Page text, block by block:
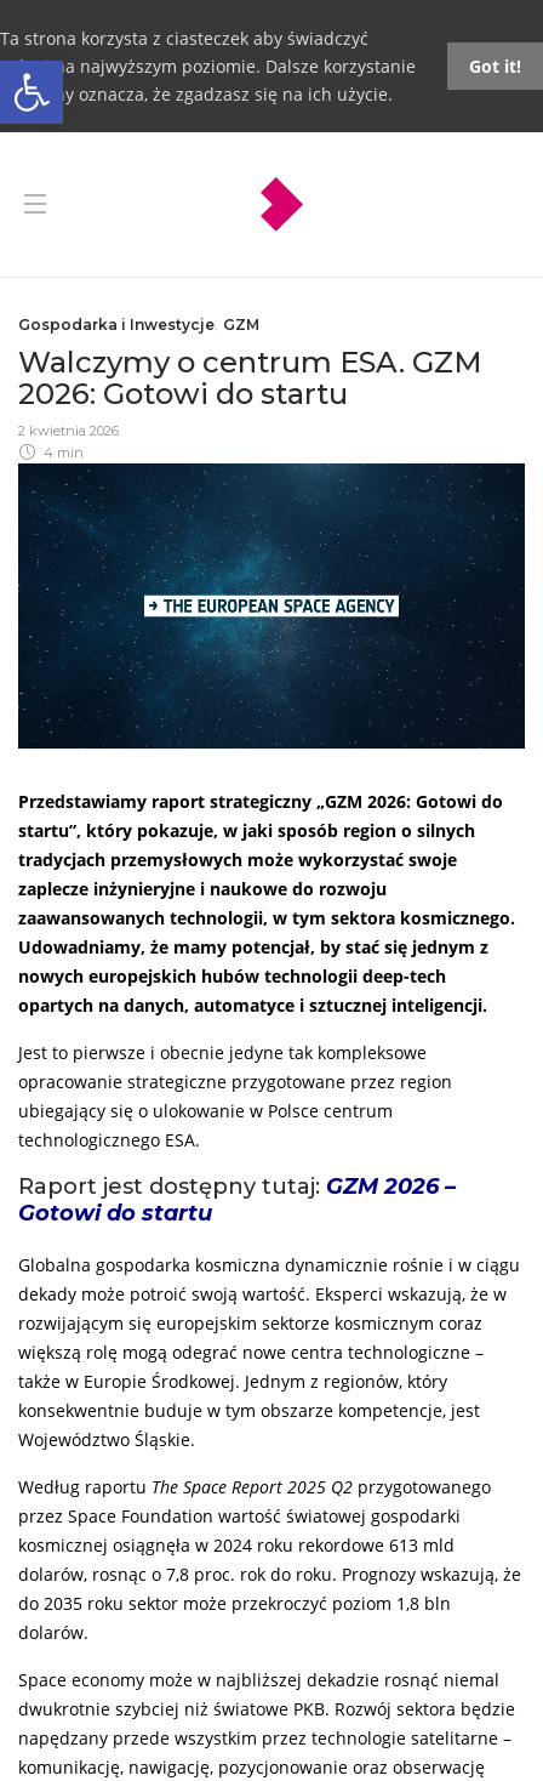
Otwórz pasek narzędzi
Ta strona korzysta z ciasteczek aby świadczyć
usługi na najwyższym poziomie. Dalsze korzystanie
ze strony oznacza, że zgadzasz się na ich użycie.
Got it!
Gospodarka i Inwestycje, GZM
Walczymy o centrum ESA. GZM
2026: Gotowi do startu
2 kwietnia 2026
4 min
Przedstawiamy raport strategiczny „GZM 2026: Gotowi do
startu”, który pokazuje, w jaki sposób region o silnych
tradycjach przemysłowych może wykorzystać swoje
zaplecze inżynieryjne i naukowe do rozwoju
zaawansowanych technologii, w tym sektora kosmicznego.
Udowadniamy, że mamy potencjał, by stać się jednym z
nowych europejskich hubów technologii deep-tech
opartych na danych, automatyce i sztucznej inteligencji.
Jest to pierwsze i obecnie jedyne tak kompleksowe
opracowanie strategiczne przygotowane przez region
ubiegający się o ulokowanie w Polsce centrum
technologicznego ESA.
Raport jest dostępny tutaj: GZM 2026 –
Gotowi do startu
Globalna gospodarka kosmiczna dynamicznie rośnie i w ciągu
dekady może potroić swoją wartość. Eksperci wskazują, że w
rozwijającym się europejskim sektorze kosmicznym coraz
większą rolę mogą odegrać nowe centra technologiczne –
także w Europie Środkowej. Jednym z regionów, który
konsekwentnie buduje w tym obszarze kompetencje, jest
Województwo Śląskie.
Według raportu The Space Report 2025 Q2 przygotowanego
przez Space Foundation wartość światowej gospodarki
kosmicznej osiągnęła w 2024 roku rekordowe 613 mld
dolarów, rosnąc o 7,8 proc. rok do roku. Prognozy wskazują, że
do 2035 roku sektor może przekroczyć poziom 1,8 bln
dolarów.
Space economy może w najbliższej dekadzie rosnąć niemal
dwukrotnie szybciej niż światowe PKB. Rozwój sektora będzie
napędzany przede wszystkim przez technologie satelitarne –
komunikację, nawigację, pozycjonowanie oraz obserwację